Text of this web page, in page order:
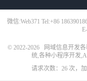
微信:Web371 Tel:+86
© 2022-2026
网域信息开发
统,各种小程序开发
请求次数：26 次，